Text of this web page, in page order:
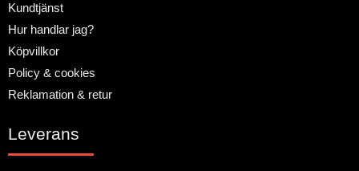
Kundtjänst
Hur handlar jag?
Köpvillkor
Policy & cookies
Reklamation & retur
Leverans